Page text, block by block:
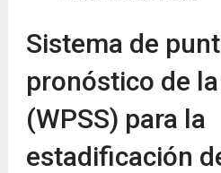
Sistema de
pronóstico de la
(WPSS) para la
estadificación